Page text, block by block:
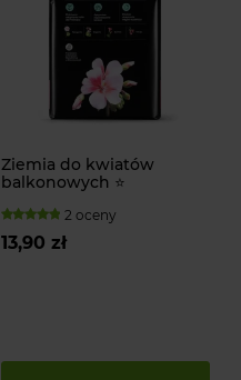
Ziemia do kwiatów
balkonowych ⭐
2 oceny
13,90 zł